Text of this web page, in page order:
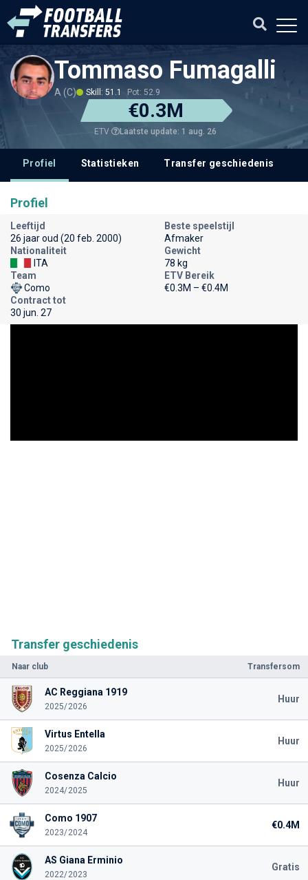
Tommaso Fumagalli
A (C) Skill: 51.1 Pot: 52.9
€0.3M
ETV Laatste update: 1 aug. 26
Profiel Statistieken Transfer geschiedenis
Transfer geschiedenis
Naar club Transfersom
AC Reggiana 1919
2025/2026
Huur
Virtus Entella
2025/2026
Huur
Cosenza Calcio
2024/2025
Huur
Como 1907
2023/2024
€0.4M
AS Giana Erminio
2022/2023
Gratis
Profiel
Leeftijd
26 jaar oud (20 feb. 2000)
Beste speelstijl
Afmaker
Nationaliteit
ITA
Gewicht
78 kg
Team
Como
ETV Bereik
€0.3M – €0.4M
Contract tot
30 jun. 27